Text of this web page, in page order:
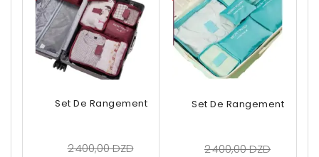
Set De Rangement De Valise
2 400,00 DZD
Set De Rangement De
2 400,00 DZD